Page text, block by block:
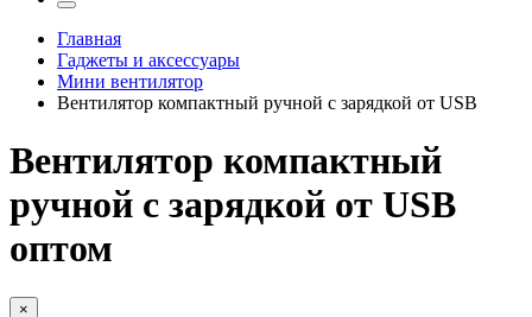
Главная
Гаджеты и аксессуары
Мини вентилятор
Вентилятор компактный ручной с зарядкой от USB
Вентилятор компактный
ручной с зарядкой от USB
оптом
×